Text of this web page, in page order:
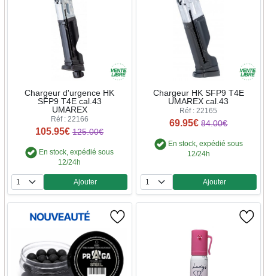
Chargeur d'urgence HK
SFP9 T4E cal.43
UMAREX
Réf : 22166
105.95€ 125.00€
En stock, expédié sous
12/24h
Quantité
Ajouter
Chargeur HK SFP9 T4E
UMAREX cal.43
Réf : 22165
69.95€ 84.00€
En stock, expédié sous
12/24h
Quantité
Ajouter